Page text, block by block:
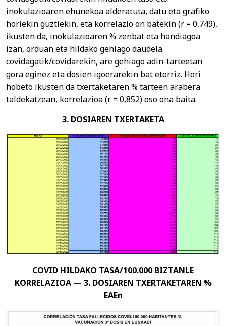
inokulazioaren ehunekoa alderatuta, datu eta grafiko
horiekin guztiekin, eta korrelazio on batekin (r = 0,749),
ikusten da, inokulazioaren % zenbat eta handiagoa
izan, orduan eta hildako gehiago daudela
covidagatik/covidarekin, are gehiago adin-tarteetan
gora eginez eta dosien igoerarekin bat etorriz. Hori
hobeto ikusten da txertaketaren % tarteen arabera
taldekatzean, korrelazioa (r = 0,852) oso ona baita.
3. DOSIAREN TXERTAKETA
COVID HILDAKO TASA/100.000 BIZTANLE
KORRELAZIOA — 3. DOSIAREN TXERTAKETAREN %
EAEn